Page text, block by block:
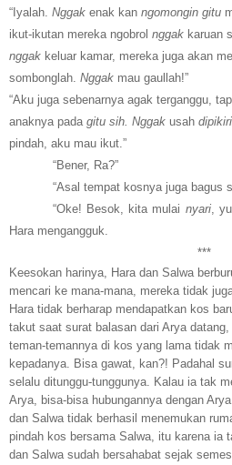
“Iyalah. Nggak enak kan ngomongin gitu
ikut-ikutan mereka ngobrol nggak karuan
nggak keluar kamar, mereka juga akan
sombonglah. Nggak mau gaullah!”
“Aku juga sebenarnya agak terganggu,
anaknya pada gitu sih. Nggak usah
pindah, aku mau ikut.”
“Bener, Ra?”
“Asal tempat kosnya juga bagus
“Oke! Besok, kita mulai nyari,
Hara mengangguk.
***
Keesokan harinya, Hara dan Salwa
mencari ke mana-mana, mereka tidak
Hara tidak berharap mendapatkan kos
takut saat surat balasan dari Arya
teman-temannya di kos yang lama tidak
kepadanya. Bisa gawat, kan?! Padahal
selalu ditunggu-tunggunya. Kalau ia tak
Arya, bisa-bisa hubungannya dengan
dan Salwa tidak berhasil menemukan
pindah kos bersama Salwa, itu karena ia
dan Salwa sudah bersahabat sejak